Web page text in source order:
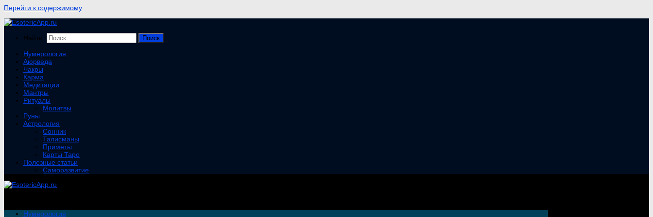
Перейти к содержимому
Найти:
Нумерология
Аюрведа
Чакры
Карма
Медитации
Мантры
Ритуалы
Молитвы
Руны
Астрология
Сонник
Талисманы
Приметы
Карты Таро
Полезные статьи
Саморазвитие
Нумерология